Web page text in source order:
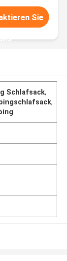
Sie
Schlafsack,
,